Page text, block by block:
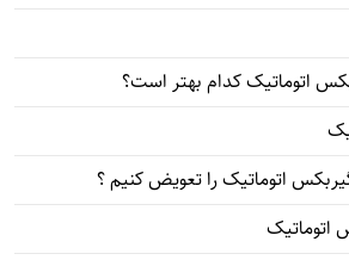
اتوماتیک کدام بهتر است؟
اتوماتیک را تعویض کنیم ؟
اتوماتیک